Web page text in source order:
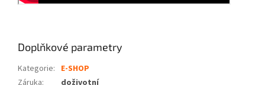
Doplňkové parametry
Kategorie: E-SHOP
Záruka:
doživotní